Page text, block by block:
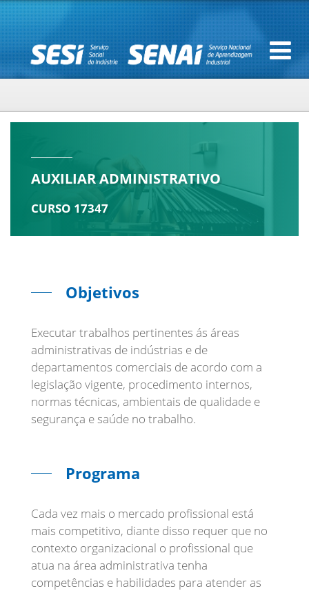
AUXILIAR ADMINISTRATIVO
CURSO 17347
Objetivos
Executar trabalhos pertinentes ás áreas
administrativas de indústrias e de
departamentos comerciais de acordo com a
legislação vigente, procedimento internos,
normas técnicas, ambientais de qualidade e
segurança e saúde no trabalho.
Programa
Cada vez mais o mercado profissional está
mais competitivo, diante disso requer que no
contexto organizacional o profissional que
atua na área administrativa tenha
competências e habilidades para atender as